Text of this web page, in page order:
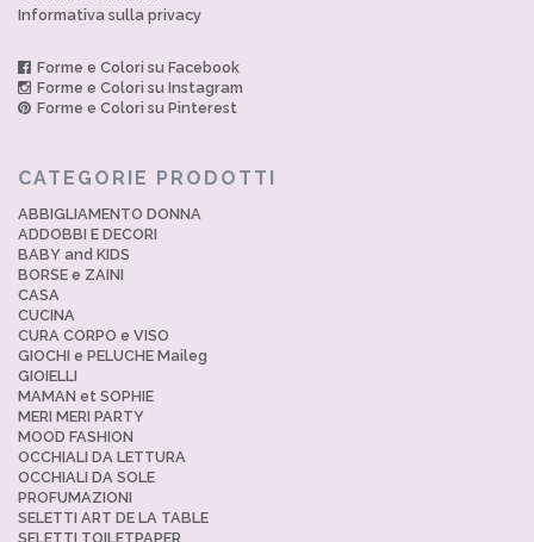
Informativa sulla privacy
Forme e Colori su Facebook
Forme e Colori su Instagram
Forme e Colori su Pinterest
CATEGORIE PRODOTTI
ABBIGLIAMENTO DONNA
ADDOBBI E DECORI
BABY and KIDS
BORSE e ZAINI
CASA
CUCINA
CURA CORPO e VISO
GIOCHI e PELUCHE Maileg
GIOIELLI
MAMAN et SOPHIE
MERI MERI PARTY
MOOD FASHION
OCCHIALI DA LETTURA
OCCHIALI DA SOLE
PROFUMAZIONI
SELETTI ART DE LA TABLE
SELETTI TOILETPAPER